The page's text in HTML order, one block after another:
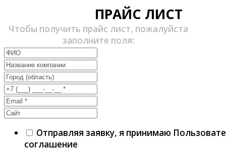
ПРАЙС ЛИСТ
Чтобы получить прайс лист, пожалуйста
заполните поля:
Отправляя заявку, я принимаю
соглашение